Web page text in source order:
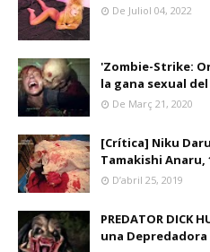
De Juliol 04, 2022
'Zombie-Strike:
la gana sexual
De Març 21, 2020
[Crítica] Niku
Tamakishi Anaru,
D’abril 25, 2019
PREDATOR DICK
una